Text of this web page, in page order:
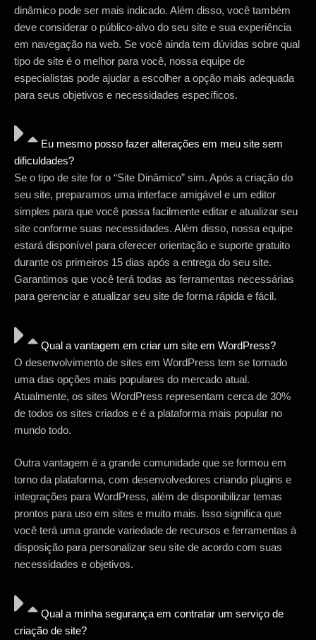
dinâmico pode ser mais indicado. Além disso, você também
deve considerar o público-alvo do seu site e sua experiência
em navegação na web. Se você ainda tem dúvidas sobre qual
tipo de site é o melhor para você, nossa equipe de
especialistas pode ajudar a escolher a opção mais adequada
para seus objetivos e necessidades específicos.
Eu mesmo posso fazer alterações em meu site sem
dificuldades?
Se o tipo de site for o “Site Dinâmico” sim. Após a criação do
seu site, preparamos uma interface amigável e um editor
simples para que você possa facilmente editar e atualizar seu
site conforme suas necessidades. Além disso, nossa equipe
estará disponível para oferecer orientação e suporte gratuito
durante os primeiros 15 dias após a entrega do seu site.
Garantimos que você terá todas as ferramentas necessárias
para gerenciar e atualizar seu site de forma rápida e fácil.
Qual a vantagem em criar um site em WordPress?
O desenvolvimento de sites em WordPress tem se tornado
uma das opções mais populares do mercado atual.
Atualmente, os sites WordPress representam cerca de 30%
de todos os sites criados e é a plataforma mais popular no
mundo todo.
Outra vantagem é a grande comunidade que se formou em
torno da plataforma, com desenvolvedores criando plugins e
integrações para WordPress, além de disponibilizar temas
prontos para uso em sites e muito mais. Isso significa que
você terá uma grande variedade de recursos e ferramentas à
disposição para personalizar seu site de acordo com suas
necessidades e objetivos.
Qual a minha segurança em contratar um serviço de
criação de site?